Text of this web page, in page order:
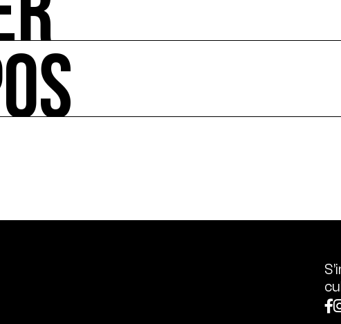
culturelle en France et dans le monde.